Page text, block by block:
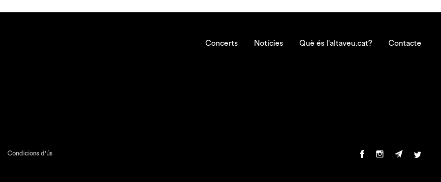
Concerts Notícies Què és l'altaveu.cat? Contacte
Condicions d'ús